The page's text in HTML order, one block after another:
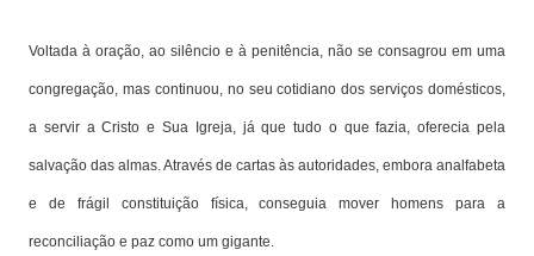
Voltada à oração, ao silêncio e à penitência, não se consagrou em uma
congregação, mas continuou, no seu cotidiano dos serviços domésticos,
a servir a Cristo e Sua Igreja, já que tudo o que fazia, oferecia pela
salvação das almas. Através de cartas às autoridades, embora analfabeta
e de frágil constituição física, conseguia mover homens para a
reconciliação e paz como um gigante.